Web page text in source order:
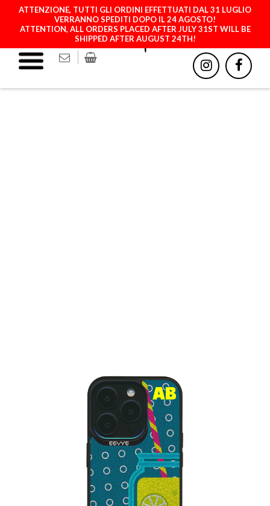
ATTENZIONE, TUTTI GLI ORDINI EFFETTUATI DAL 31 LUGLIO
VERRANNO SPEDITI DOPO IL 24 AGOSTO!
ATTENTION, ALL ORDERS PLACED AFTER JULY 31ST WILL BE
SHIPPED AFTER AUGUST 24TH!